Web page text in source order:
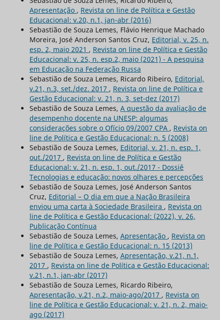
Apresentação , Revista on line de Política e Gestão
Educacional: v.20, n.1, jan-abr (2016)
Sebastião de Souza Lemes, Flávio Henrique Machado
Moreira, José Anderson Santos Cruz, Editorial, v. 25, n.
esp. 2, maio 2021 , Revista on line de Política e Gestão
Educacional: v. 25, n. esp.2, maio (2021) - A pesquisa
em Educação na Federação Russa
Sebastião de Souza Lemes, Ricardo Ribeiro, Editorial,
v.21, n.3, set./dez. 2017 , Revista on line de Política e
Gestão Educacional: v. 21, n. 3, set-dez (2017)
Sebastião de Souza Lemes, A questão da avaliação de
desempenho docente na UNESP: algumas
considerações sobre o Ofício 09/2007 CPA , Revista on
line de Política e Gestão Educacional: n. 5 (2008)
Sebastião de Souza Lemes, Editorial, v. 21, n. esp. 1,
out./2017 , Revista on line de Política e Gestão
Educacional: v. 21, n. esp. 1, out./2017 - Dossiê
Tecnologias e educação: novos olhares e percepções
Sebastião de Souza Lemes, José Anderson Santos
Cruz, Editorial – O dia em que a Nação Brasileira
enviou uma carta à Sociedade Brasileira , Revista on
line de Política e Gestão Educacional: (2022), v. 26,
Publicação Contínua
Sebastião de Souza Lemes, Apresentação , Revista on
line de Política e Gestão Educacional: n. 15 (2013)
Sebastião de Souza Lemes, Apresentação, v.21, n.1,
2017 , Revista on line de Política e Gestão Educacional:
v.21, n.1, jan-abr (2017)
Sebastião de Souza Lemes, Ricardo Ribeiro,
Apresentação, v.21, n.2, maio-ago/2017 , Revista on
line de Política e Gestão Educacional: v. 21, n. 2, maio-
ago (2017)